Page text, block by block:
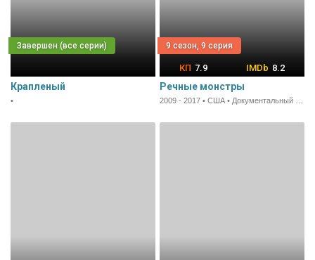
Крапленый
•
9 сезон, 9 серия
7.9 8.2
Речные монстры